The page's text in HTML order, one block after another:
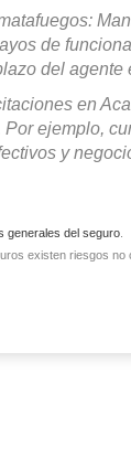
de
del agente
en
ejemplo,
y
generales del seguro.
existen riesgos